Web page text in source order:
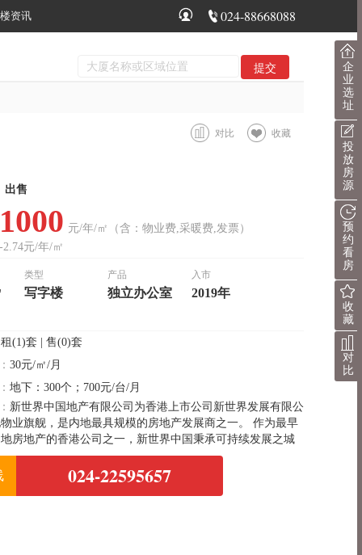
资讯 024-88668088
收藏
对比
出售
元/年/㎡（含：物业费,采暖费,发票）
元/年/㎡
类型
写字楼
产品
独立办公室
入市
2019年
租(1)套 | 售(0)套
30元/㎡/月
地下：300个；700元/台/月
新世界中国地产有限公司为香港上市公司新世界发展有限公
业旗舰，是内地最具规模的房地产发展商之一。 作为最早
房地产的香港公司之一，新世界中国秉承可持续发展之城
景，发展各类优质住宅社区、大型综合商业地标、商场、
，业务多元化。 新世界中国持续策略性投资重点城市，发
024-22595657
企
业
选
址
投
放
房
源
预
约
看
房
收
藏
对
比